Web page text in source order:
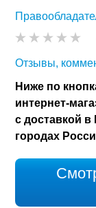
Отзывы,
Ниже по
интернет-
с доставкой в
городах